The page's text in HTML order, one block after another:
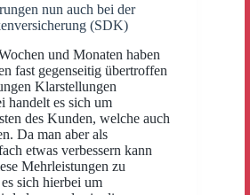
nun auch bei der
(SDK)
und Monaten haben
fast gegenseitig übertroffen
Klarstellungen
handelt es sich um
des Kunden, welche auch
Da man aber als
etwas verbessern kann
Mehrleistungen zu
sich hierbei um